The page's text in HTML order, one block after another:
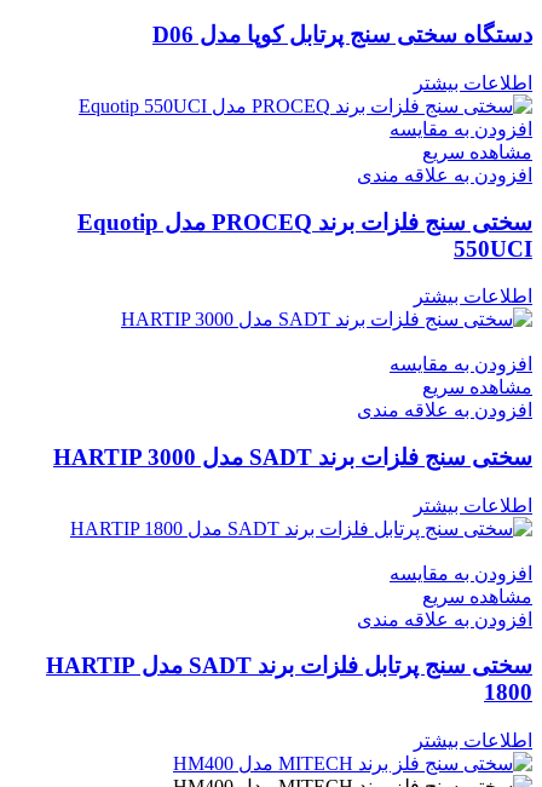
دستگاه سختی سنج پرتابل کوپا مدل D06
اطلاعات بیشتر
افزودن به مقایسه
مشاهده سریع
افزودن به علاقه مندی
سختی سنج فلزات برند PROCEQ مدل Equotip
550UCI
اطلاعات بیشتر
افزودن به مقایسه
مشاهده سریع
افزودن به علاقه مندی
سختی سنج فلزات برند SADT مدل HARTIP 3000
اطلاعات بیشتر
افزودن به مقایسه
مشاهده سریع
افزودن به علاقه مندی
سختی سنج پرتابل فلزات برند SADT مدل HARTIP
1800
اطلاعات بیشتر